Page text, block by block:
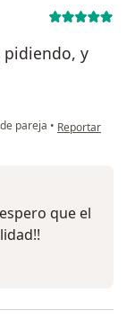
pidiendo, y
pareja • en opinión del
Reportar
que el